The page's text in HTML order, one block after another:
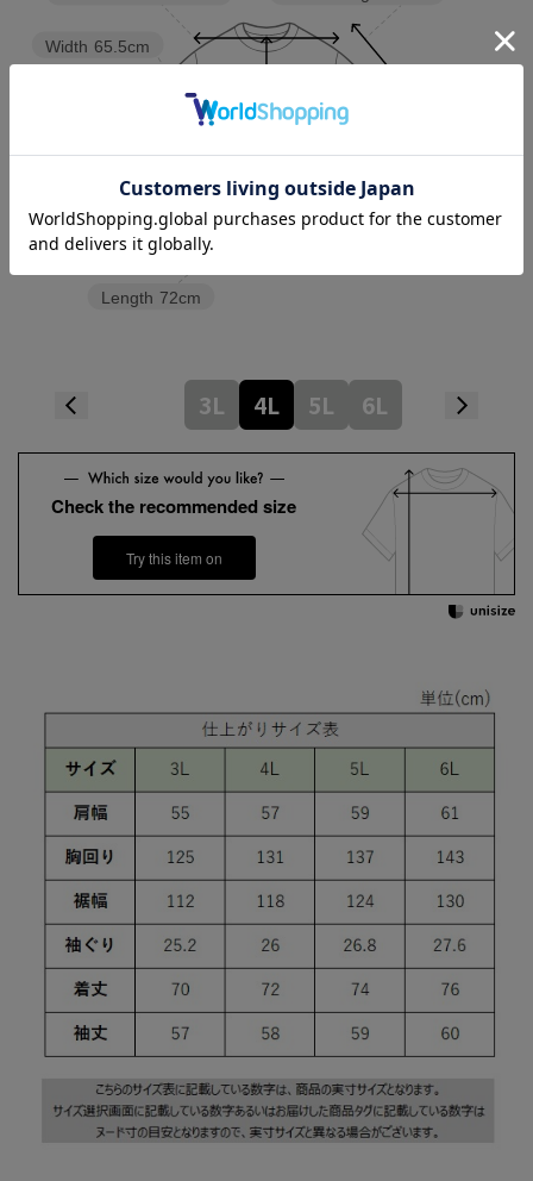
Length 72cm
Width 65.5cm
3L 4L 5L 6L
Check the recommended size
Try this item on